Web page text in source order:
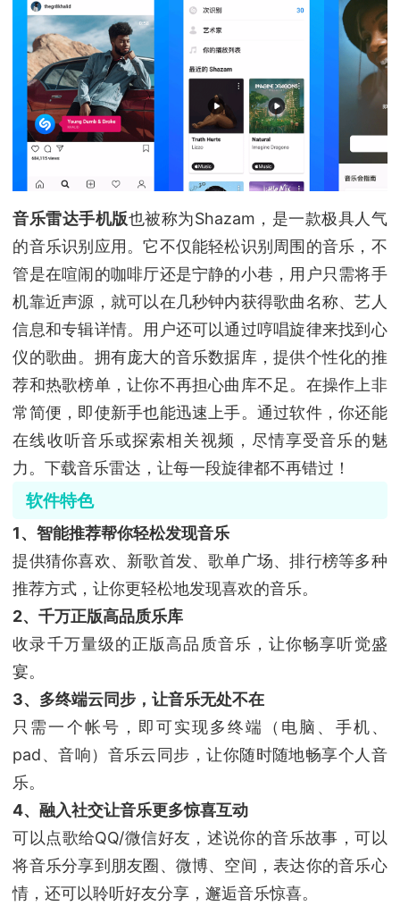
音乐雷达手机版也被称为Shazam，是一款极具人气
的音乐识别应用。它不仅能轻松识别周围的音乐，不
管是在喧闹的咖啡厅还是宁静的小巷，用户只需将手
机靠近声源，就可以在几秒钟内获得歌曲名称、艺人
信息和专辑详情。用户还可以通过哼唱旋律来找到心
仪的歌曲。拥有庞大的音乐数据库，提供个性化的推
荐和热歌榜单，让你不再担心曲库不足。在操作上非
常简便，即使新手也能迅速上手。通过软件，你还能
在线收听音乐或探索相关视频，尽情享受音乐的魅
力。下载音乐雷达，让每一段旋律都不再错过！
软件特色
1、智能推荐帮你轻松发现音乐
提供猜你喜欢、新歌首发、歌单广场、排行榜等多种
推荐方式，让你更轻松地发现喜欢的音乐。
2、千万正版高品质乐库
收录千万量级的正版高品质音乐，让你畅享听觉盛
宴。
3、多终端云同步，让音乐无处不在
只需一个帐号，即可实现多终端（电脑、手机、
pad、音响）音乐云同步，让你随时随地畅享个人音
乐。
4、融入社交让音乐更多惊喜互动
可以点歌给QQ/微信好友，述说你的音乐故事，可以
将音乐分享到朋友圈、微博、空间，表达你的音乐心
情，还可以聆听好友分享，邂逅音乐惊喜。